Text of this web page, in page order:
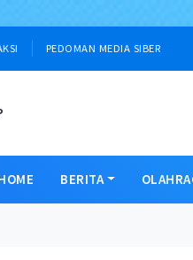
PEDOMAN MEDIA SIBER
BERITA